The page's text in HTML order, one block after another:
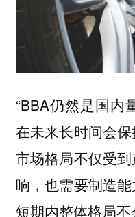
“BBA仍然是国内
在未来长时间会
市场格局不仅受
响，也需要制造
短期内整体格局不